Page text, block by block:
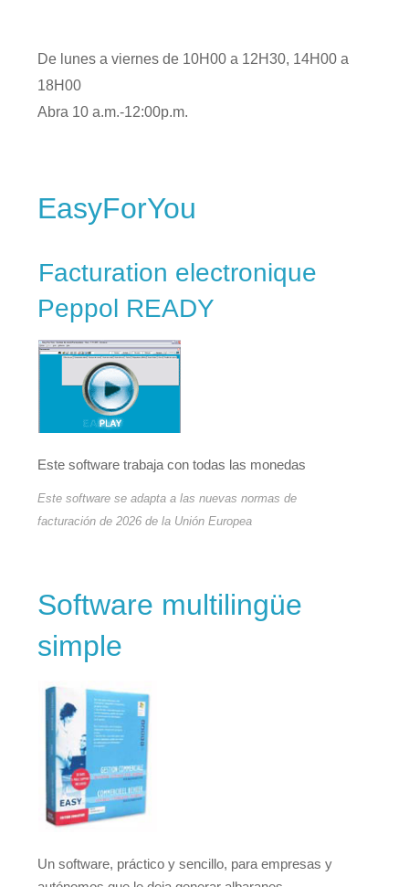
De lunes a viernes de 10H00 a 12H30, 14H00 a
18H00
Abra 10 a.m.-12:00p.m.
EasyForYou
Facturation electronique
Peppol READY
Este software trabaja con todas las monedas
Este software se adapta a las nuevas normas de
facturación de 2026 de la Unión Europea
Software multilingüe
simple
Un software, práctico y sencillo, para empresas y